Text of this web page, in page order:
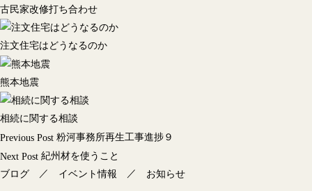
古民家改修打ち合わせ
注文住宅はどうなるのか
熊本地震
相続に関する相談
投
稿
ナ
Previous Post 粉河事務所再生工事進捗９
Next Post 紀州材を使うこと
ブログ ／ イベント情報 ／ お知らせ